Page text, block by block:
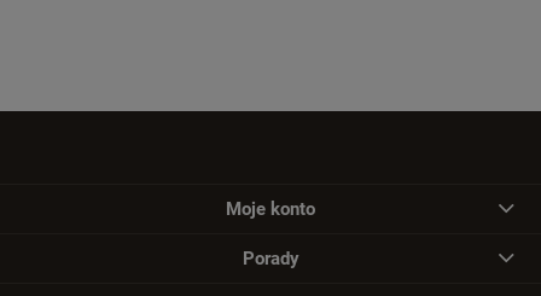
Moje konto
Porady